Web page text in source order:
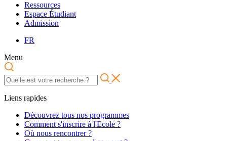
Ressources
Espace Étudiant
Admission
FR
Menu
Liens rapides
Découvrez tous nos programmes
Comment s'inscrire à l'Ecole ?
Où nous rencontrer ?